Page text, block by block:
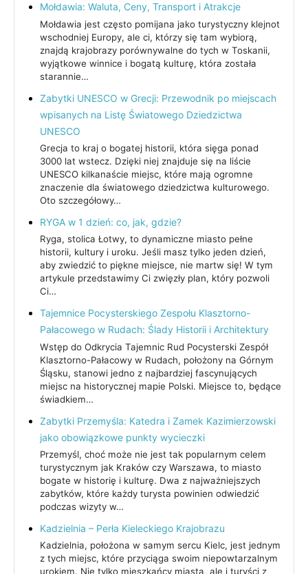
Mołdawia: Waluta, Ceny, Transport i Atrakcje
Mołdawia jest często pomijana jako turystyczny klejnot
wschodniej Europy, ale ci, którzy się tam wybiorą,
znajdą krajobrazy porównywalne do tych w Toskanii,
wyjątkowe winnice i bogatą kulturę, która została
starannie…
Zabytki UNESCO w Grecji: Przewodnik po miejscach
wpisanych na Listę Światowego Dziedzictwa
UNESCO
Grecja to kraj o bogatej historii, która sięga ponad
3000 lat wstecz. Dzięki niej znajduje się na liście
UNESCO kilkanaście miejsc, które mają ogromne
znaczenie dla światowego dziedzictwa kulturowego.
Oto szczegółowy…
RYGA w 1 dzień: co, jak, gdzie?
Ryga, stolica Łotwy, to dynamiczne miasto pełne
historii, kultury i uroku. Jeśli masz tylko jeden dzień,
aby zwiedzić to piękne miejsce, nie martw się! W tym
artykule przedstawimy Ci zwięzły plan, który pozwoli
Ci…
Tajemnice Pocysterskiego Zespołu Klasztorno-
Pałacowego w Rudach: Ślady Historii i Architektury
Wstęp do Odkrycia Tajemnic Rud Pocysterski Zespół
Klasztorno-Pałacowy w Rudach, położony na Górnym
Śląsku, stanowi jedno z najbardziej fascynujących
miejsc na historycznej mapie Polski. Miejsce to, będące
świadkiem…
Zabytki Przemyśla: Katedra i Zamek Kazimierzowski
jako obowiązkowe punkty wycieczki
Przemyśl, choć może nie jest tak popularnym celem
turystycznym jak Kraków czy Warszawa, to miasto
bogate w historię i kulturę. Dwa z najważniejszych
zabytków, które każdy turysta powinien odwiedzić
podczas wizyty w…
Kadzielnia – Perła Kieleckiego Krajobrazu
Kadzielnia, położona w samym sercu Kielc, jest jednym
z tych miejsc, które przyciąga swoim niepowtarzalnym
urokiem. Nie tylko mieszkańcy miasta, ale i turyści z